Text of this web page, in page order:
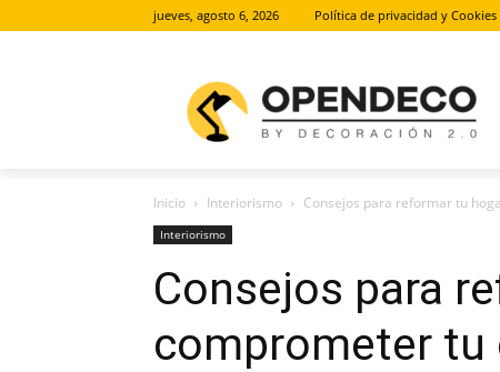
jueves, agosto 6, 2026 Política de privacidad y Cookies
Inicio Interiorismo Consejos para reformar tu
Interiorismo
Consejos para
comprometer tu